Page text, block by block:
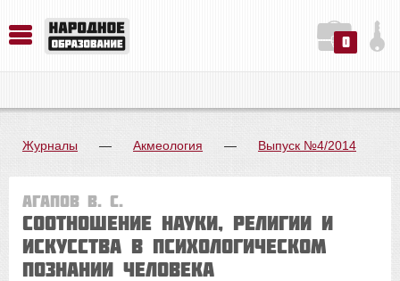
0
Журналы — Акмеология — Выпуск №4/2014
Агапов В. С.
СООТНОШЕНИЕ НАУКИ, РЕЛИГИИ И
ИСКУССТВА В ПСИХОЛОГИЧЕСКОМ
ПОЗНАНИИ ЧЕЛОВЕКА